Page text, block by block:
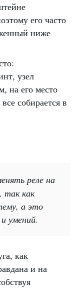
его часто
ниже
узел
на его место
собирается в
реле на
так как
а это
умений.
как
и на